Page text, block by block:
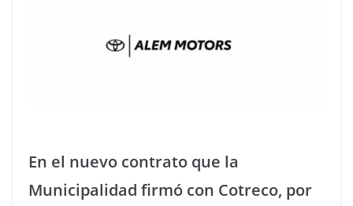
En el nuevo contrato que la
Municipalidad firmó con Cotreco, por